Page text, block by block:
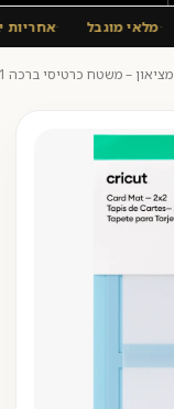
מלאי מוגבל אחריות
מציאון – משטח כרטיסי ברכה cricut CARDMAT 33*41